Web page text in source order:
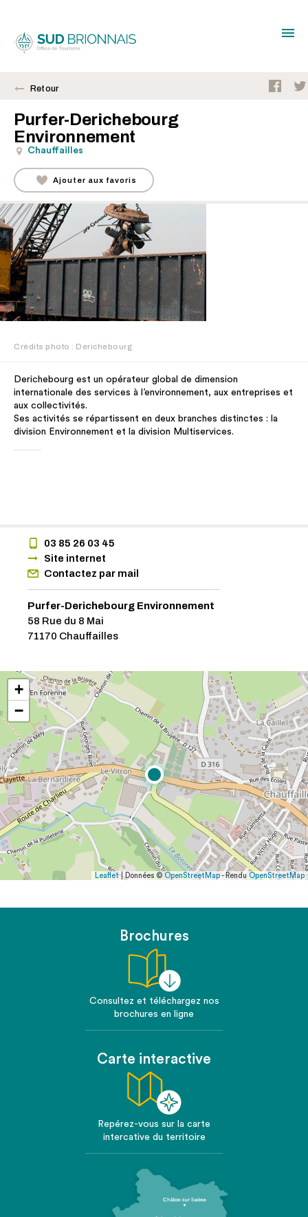
Retour
Purfer-Derichebourg
Environnement
Chauffailles
Ajouter aux favoris
Crédits photo : Derichebourg
Derichebourg est un opérateur global de dimension
internationale des services à l’environnement, aux entreprises et
aux collectivités.
Ses activités se répartissent en deux branches distinctes : la
division Environnement et la division Multiservices.
03 85 26 03 45
Site internet
Contactez par mail
Purfer-Derichebourg Environnement
58 Rue du 8 Mai
71170 Chauffailles
+
−
Leaflet| Données ©OpenStreetMap- Rendu OpenStreetMap
Brochures
Consultez et téléchargez nos
brochures en ligne
Carte interactive
Repérez-vous sur la carte
intercative du territoire